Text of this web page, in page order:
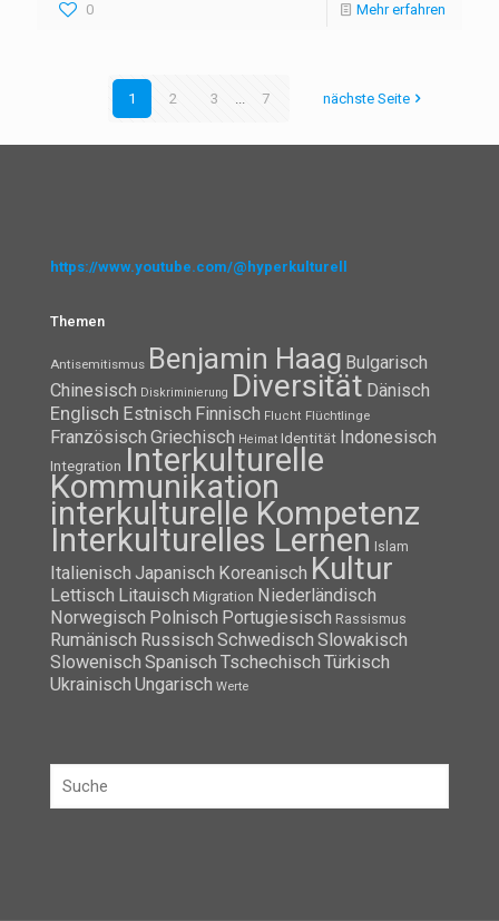
0 Mehr erfahren
1 2 3 ... 7 nächste Seite
https://www.youtube.com/@hyperkulturell
Themen
Antisemitismus Benjamin Haag Bulgarisch
Chinesisch Diskriminierung Diversität Dänisch
Englisch Estnisch Finnisch Flucht Flüchtlinge
Französisch Griechisch Heimat Identität Indonesisch
Integration Interkulturelle
Kommunikation
interkulturelle Kompetenz
Interkulturelles Lernen Islam
Italienisch Japanisch Koreanisch Kultur
Lettisch Litauisch Migration Niederländisch
Norwegisch Polnisch Portugiesisch Rassismus
Rumänisch Russisch Schwedisch Slowakisch
Slowenisch Spanisch Tschechisch Türkisch
Ukrainisch Ungarisch Werte